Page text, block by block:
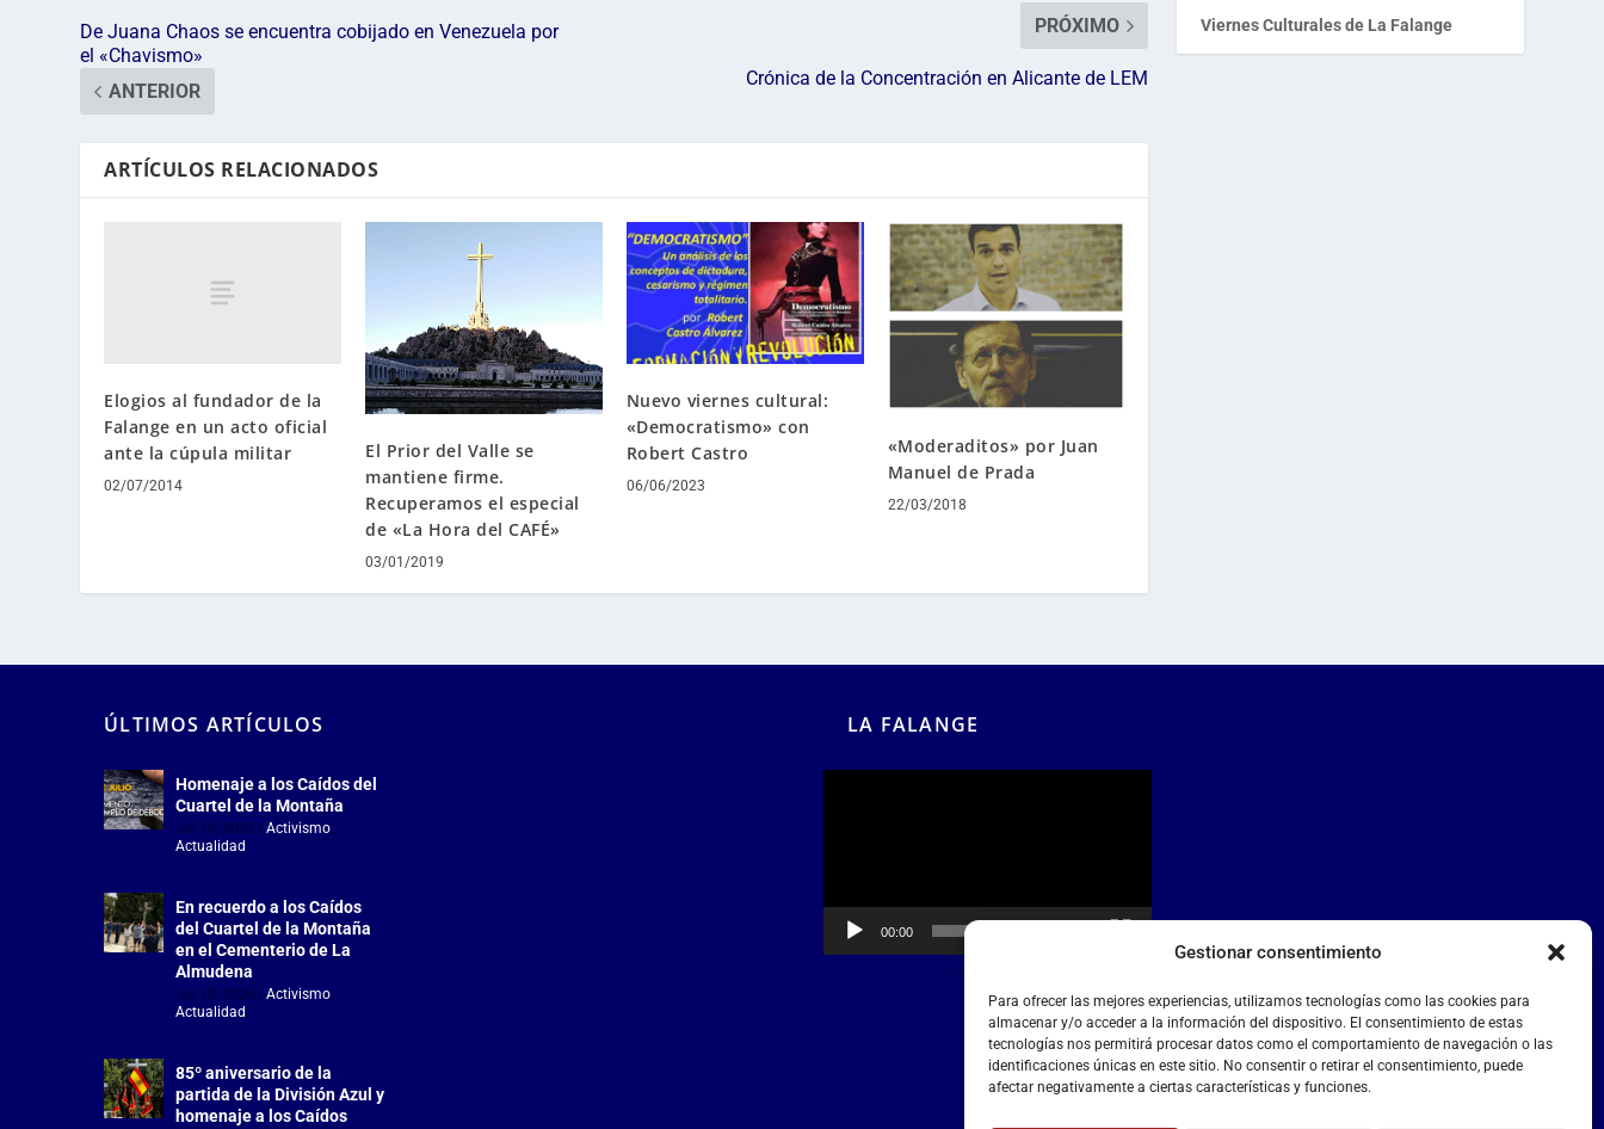
Gestionar consentimiento
Para ofrecer las mejores experiencias, utilizamos tecnologías como las cookies para
almacenar y/o acceder a la información del dispositivo. El consentimiento de estas
tecnologías nos permitirá procesar datos como el comportamiento de navegación o las
identificaciones únicas en este sitio. No consentir o retirar el consentimiento, puede
afectar negativamente a ciertas características y funciones.
De Juana Chaos se encuentra cobijado en Venezuela por
el «Chavismo»
ANTERIOR
PRÓXIMO
Crónica de la Concentración en Alicante de LEM
ARTÍCULOS RELACIONADOS
Elogios al fundador de la
Falange en un acto oficial
ante la cúpula militar
02/07/2014
El Prior del Valle se
mantiene firme.
Recuperamos el especial
de «La Hora del CAFÉ»
03/01/2019
Nuevo viernes cultural:
«Democratismo» con
Robert Castro
06/06/2023
«Moderaditos» por Juan
Manuel de Prada
22/03/2018
Viernes Culturales de La Falange
ÚLTIMOS ARTÍCULOS
Homenaje a los Caídos del
Cuartel de la Montaña
Jul 18, 2026 |Activismo,
Actualidad
En recuerdo a los Caídos
del Cuartel de la Montaña
en el Cementerio de La
Almudena
Jul 18, 2026 |Activismo,
Actualidad
85º aniversario de la
partida de la División Azul y
homenaje a los Caídos
LA FALANGE
00:00